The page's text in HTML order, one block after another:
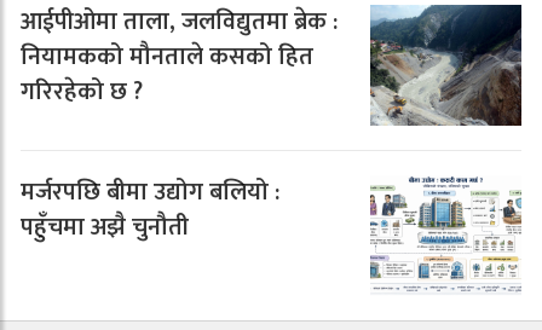
आईपीओमा ताला, जलविद्युतमा ब्रेक :
नियामकको मौनताले कसको हित
गरिरहेको छ ?
मर्जरपछि बीमा उद्योग बलियो :
पहुँचमा अझै चुनौती